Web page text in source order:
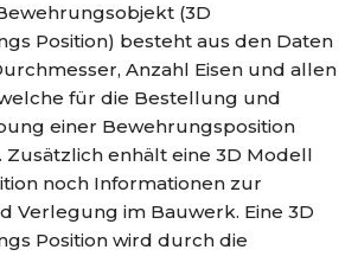
Der
für freies
(3D
Position) besteht aus den Daten
Anzahl Eisen und allen
für die Bestellung und
einer Bewehrungsposition
enhält eine 3D Modell
noch Informationen zur
Verlegung im Bauwerk. Eine 3D
Position wird durch die